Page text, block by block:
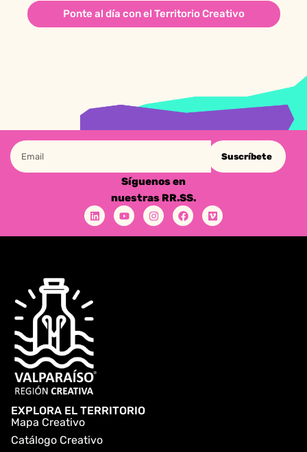
Ponte al día con el Territorio Creativo
Suscríbete
Síguenos en
nuestras RR.SS.
EXPLORA EL TERRITORIO
Mapa Creativo
Catálogo Creativo